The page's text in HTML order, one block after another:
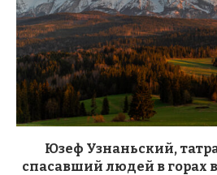
Юзеф Узнаньский,
спасавший людей в горах